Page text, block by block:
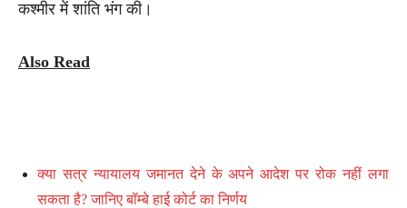
कश्मीर में शांति भंग की।
Also Read
क्या सत्र न्यायालय जमानत देने के अपने आदेश पर रोक नहीं लगा
सकता है? जानिए बॉम्बे हाई कोर्ट का निर्णय